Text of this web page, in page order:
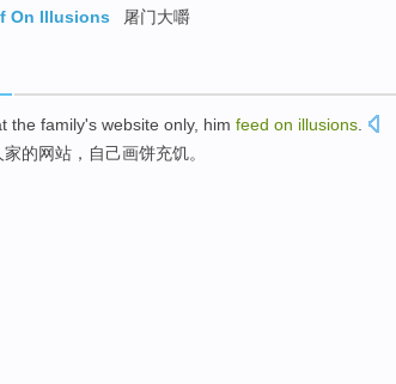
On Illusions
屠门大嚼
the family's website only, him feed on illusions.
家的网站 ， 自己画饼充饥。